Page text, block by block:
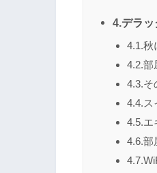
4.デラ
4.1.秋
4.2.部
4.3.そ
4.4.ス
4.5.エ
4.6.部